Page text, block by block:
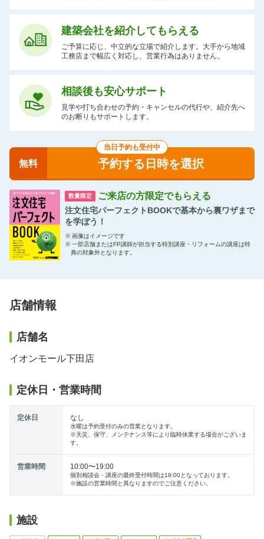
建築会社を紹介してもらえる
ご予算に応じ、中立的な立場で紹介します。大手から地域
工務店まで幅広く対応し、営業行為はありません。
相談後も安心サポート
見学や打ち合わせの予約・キャンセルの代行や、紹介先へ
のお断りもサポートします。
当日予約も受付中
無料 予約する日時を選択
数量限定 ご来店の方限定でもらえる
注文住宅パーフェクトBOOKで基本から裏ワザまで
を学ぼう！
※ 画像はイメージです
※ 一部店舗またはFP講師が担当する特別講座・リフォームの講座は特
典の対象外となります。
店舗情報
店舗名
イオンモール下田店
定休日・営業時間
定休日 なし
水曜は予約受付のみの営業となります。
※天災、保守、メンテナンス等により臨時休業する場合がございま
す。
営業時間 10:00〜19:00
個別相談会・講座の最終受付時間は18:00となっております。
※施設の営業時間と異なりますのでご注意ください。
施設